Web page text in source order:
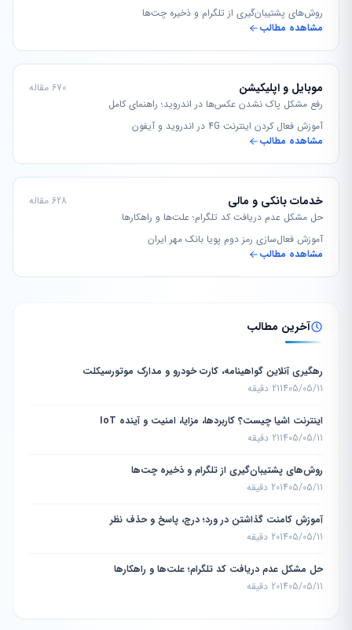
روش‌های پشتیبان‌گیری از تلگرام و ذخیره چت‌ها
مشاهده مطالب
موبایل و اپلیکیشن
670 مقاله
رفع مشکل پاک نشدن عکس‌ها در اندروید؛ راهنمای کامل
آموزش فعال کردن اینترنت 4G در اندروید و آیفون
مشاهده مطالب
خدمات بانکی و مالی
628 مقاله
حل مشکل عدم دریافت کد تلگرام؛ علت‌ها و راهکارها
آموزش فعال‌سازی رمز دوم پویا بانک مهر ایران
مشاهده مطالب
آخرین مطالب
رهگیری آنلاین گواهینامه، کارت خودرو و مدارک موتورسیکلت
1405/05/1121 دقیقه
اینترنت اشیا چیست؟ کاربردها، مزایا، امنیت و آینده IoT
1405/05/1121 دقیقه
روش‌های پشتیبان‌گیری از تلگرام و ذخیره چت‌ها
1405/05/1120 دقیقه
آموزش کامنت گذاشتن در ورد؛ درج، پاسخ و حذف نظر
1405/05/1120 دقیقه
حل مشکل عدم دریافت کد تلگرام؛ علت‌ها و راهکارها
1405/05/1120 دقیقه